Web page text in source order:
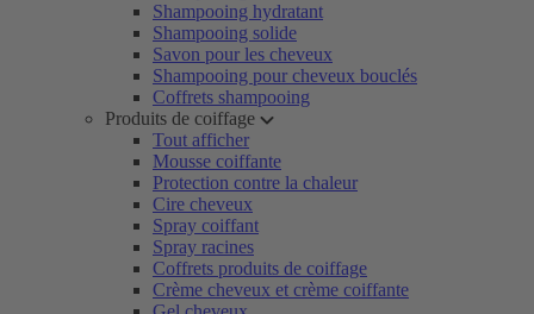
Shampooing hydratant
Shampooing solide
Savon pour les cheveux
Shampooing pour cheveux bouclés
Coffrets shampooing
Produits de coiffage
Tout afficher
Mousse coiffante
Protection contre la chaleur
Cire cheveux
Spray coiffant
Spray racines
Coffrets produits de coiffage
Crème cheveux et crème coiffante